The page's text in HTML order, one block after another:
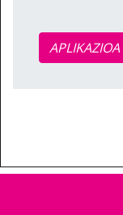
APLIKAZIOA